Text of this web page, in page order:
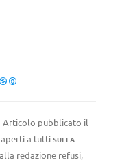
Articolo pubblicato il
aperti a tutti SULLA
redazione refusi,